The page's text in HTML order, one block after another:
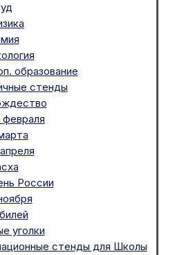
образование
стенды
февраля
России
уголки
стенды для Школы